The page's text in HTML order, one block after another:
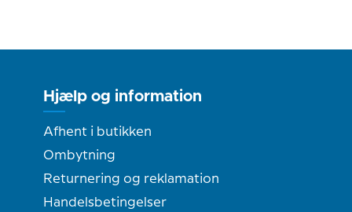
Hjælp og information
Afhent i butikken
Ombytning
Returnering og reklamation
Handelsbetingelser